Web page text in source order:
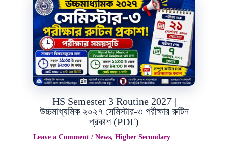
Jun
30
2026
HS Semester 3 Routine 2027 |
উচ্চমাধ্যমিক ২০২৭ সেমিস্টার-৩ পরীক্ষার রুটিন
প্রকাশ (PDF)
Leave a Comment / News, Higher Secondary